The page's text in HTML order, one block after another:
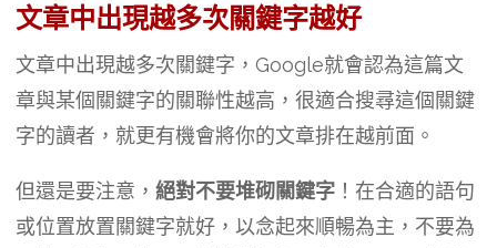
文章中出現越多次關鍵字越好
文章中出現越多次關鍵字，Google就會認為這篇文
章與某個關鍵字的關聯性越高，很適合搜尋這個關鍵
字的讀者，就更有機會將你的文章排在越前面。
但還是要注意， 絕對不要堆砌關鍵字！在合適的語句
或位置放置關鍵字就好，以念起來順暢為主，不要為